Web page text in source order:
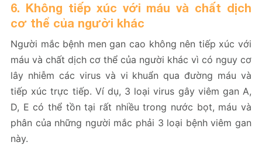
6. Không tiếp xúc với máu và chất dịch
cơ thể của người khác
Người mắc bệnh men gan cao không nên tiếp xúc với
máu và chất dịch cơ thể của người khác vì có nguy cơ
lây nhiễm các virus và vi khuẩn qua đường máu và
tiếp xúc trực tiếp. Ví dụ, 3 loại virus gây viêm gan A,
D, E có thể tồn tại rất nhiều trong nước bọt, máu và
phân của những người mắc phải 3 loại bệnh viêm gan
này.